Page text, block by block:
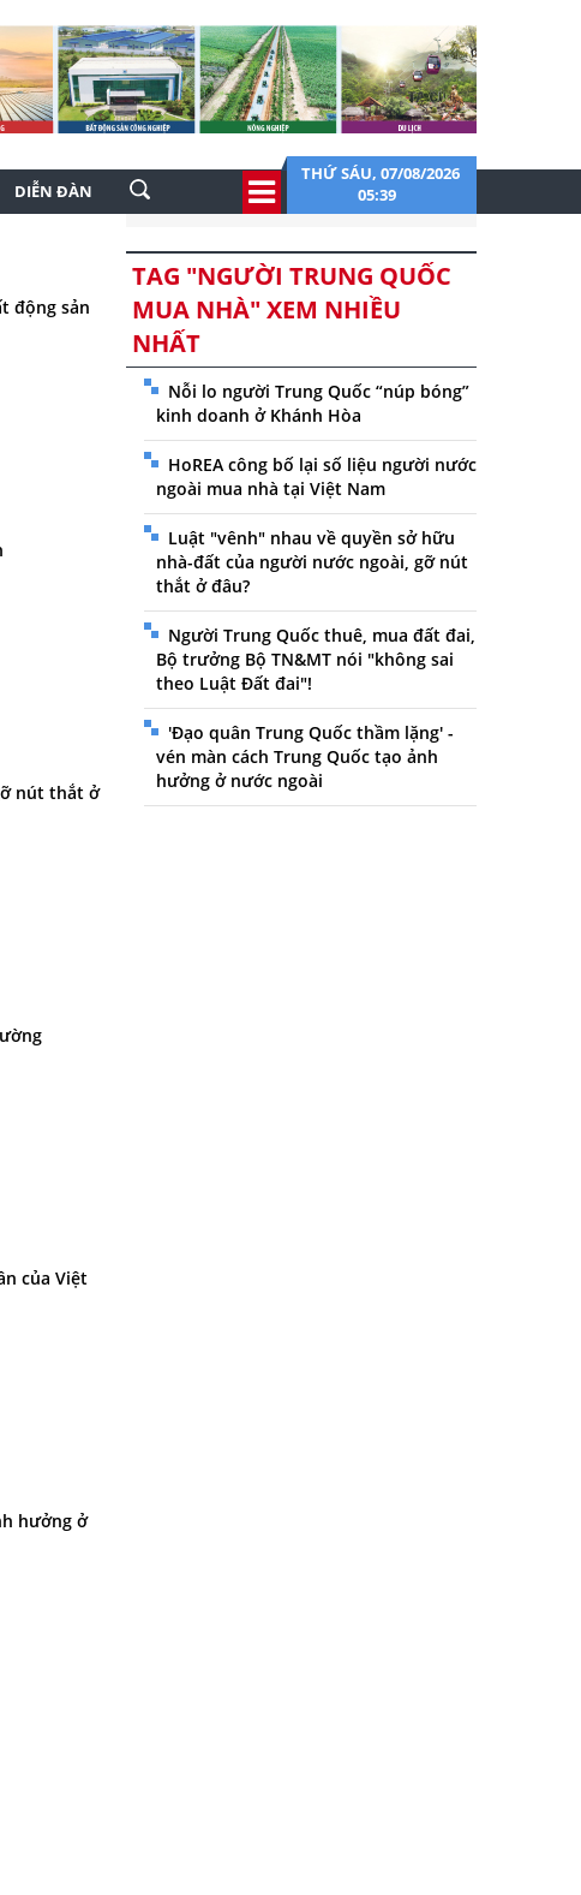
DIỄN ĐÀN
THỨ SÁU, 07/08/2026
05:39
động sản
nút thắt ở
của Việt
hưởng ở
TAG "NGƯỜI TRUNG QUỐC
MUA NHÀ" XEM NHIỀU
NHẤT
Nỗi lo người Trung Quốc “núp bóng”
kinh doanh ở Khánh Hòa
HoREA công bố lại số liệu người nước
ngoài mua nhà tại Việt Nam
Luật "vênh" nhau về quyền sở hữu
nhà-đất của người nước ngoài, gỡ nút
thắt ở đâu?
Người Trung Quốc thuê, mua đất đai,
Bộ trưởng Bộ TN&MT nói "không sai
theo Luật Đất đai"!
'Đạo quân Trung Quốc thầm lặng' -
vén màn cách Trung Quốc tạo ảnh
hưởng ở nước ngoài